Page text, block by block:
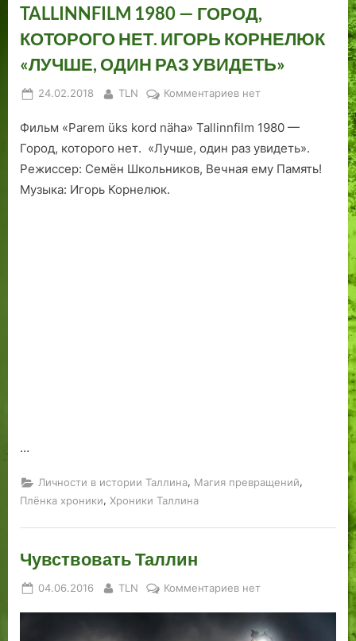
TALLINNFILM 1980 — ГОРОД,
КОТОРОГО НЕТ. ИГОРЬ КОРНЕЛЮК
«ЛУЧШЕ, ОДИН РАЗ УВИДЕТЬ»
Posted
24.02.2018 By
TLN Комментариевк
ФИЛЬМ
«PAREM
нет
Фильм «Parem üks kord näha» Tallinnfilm 1980 —
Город, которого нет. «Лучше, один раз увидеть».
Режиссер: Семён Школьников, Вечная ему Память!
Музыка: Игорь Корнелюк.
…
Личности в истории Таллина, Магия превращений,
Плёнка хроники, Хроники Таллина
Чувствовать Таллин
Posted
04.06.2016 By
TLN Комментариевк
Чувствовать
нет